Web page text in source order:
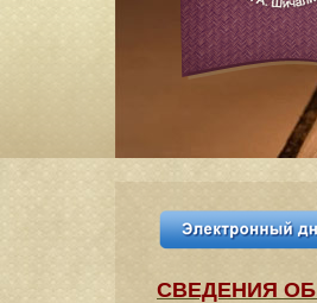
СВЕДЕНИЯ​ ОБ